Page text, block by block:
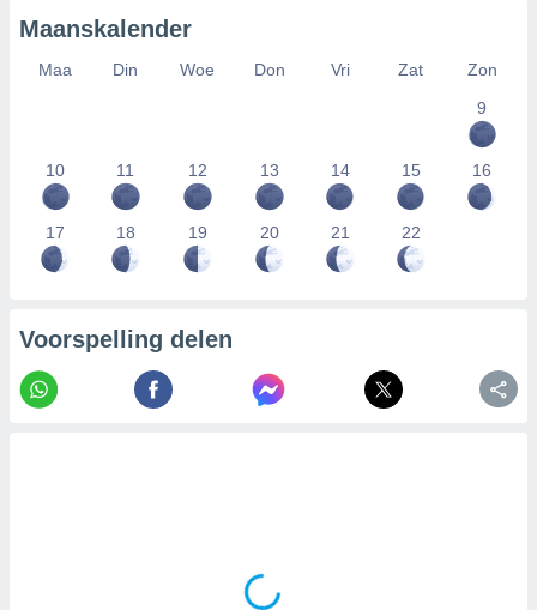
Maanskalender
Maa Din Woe Don Vri Zat
Zon
9
10 11 12 13 14 15 16
17 18 19 20 21 22
Voorspelling delen